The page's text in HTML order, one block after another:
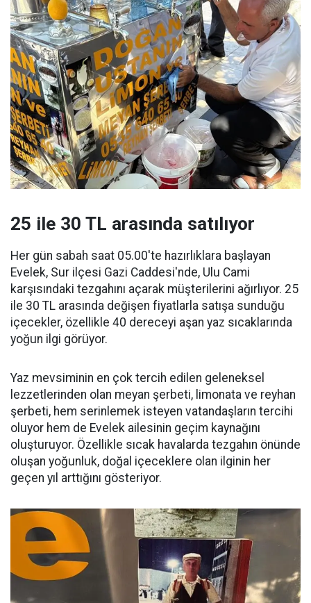
25 ile 30 TL arasında satılıyor
Her gün sabah saat 05.00'te hazırlıklara başlayan
Evelek, Sur ilçesi Gazi Caddesi'nde, Ulu Cami
karşısındaki tezgahını açarak müşterilerini ağırlıyor. 25
ile 30 TL arasında değişen fiyatlarla satışa sunduğu
içecekler, özellikle 40 dereceyi aşan yaz sıcaklarında
yoğun ilgi görüyor.
Yaz mevsiminin en çok tercih edilen geleneksel
lezzetlerinden olan meyan şerbeti, limonata ve reyhan
şerbeti, hem serinlemek isteyen vatandaşların tercihi
oluyor hem de Evelek ailesinin geçim kaynağını
oluşturuyor. Özellikle sıcak havalarda tezgahın önünde
oluşan yoğunluk, doğal içeceklere olan ilginin her
geçen yıl arttığını gösteriyor.